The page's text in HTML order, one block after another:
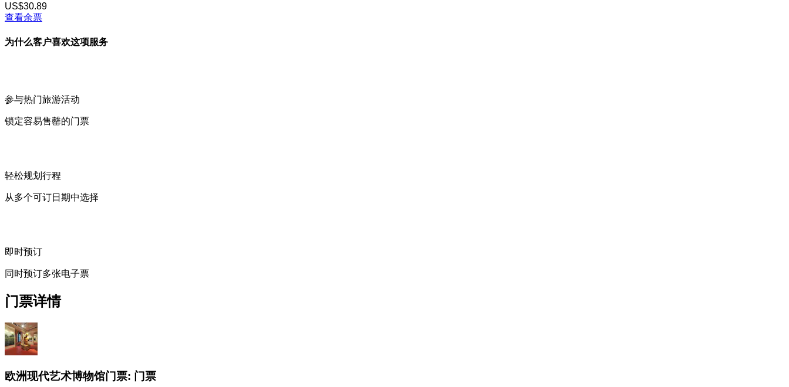
US$30.89
查看余票
为什么客户喜欢这项服务
参与热门旅游活动
锁定容易售罄的门票
轻松规划行程
从多个可订日期中选择
即时预订
同时预订多张电子票
门票详情
欧洲现代艺术博物馆门票: 门票